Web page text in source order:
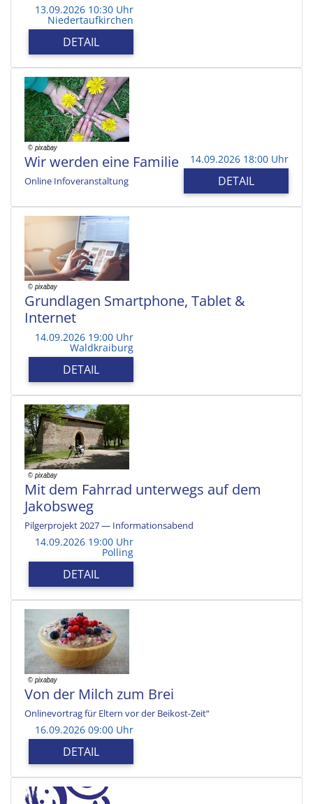
13.09.2026 10:30 Uhr
Niedertaufkirchen
DETAIL
Wir werden eine Familie
Online Infoveranstaltung
14.09.2026 18:00 Uhr
DETAIL
Grundlagen Smartphone, Tablet &
Internet
14.09.2026 19:00 Uhr
Waldkraiburg
DETAIL
Mit dem Fahrrad unterwegs auf dem
Jakobsweg
Pilgerprojekt 2027 — Informationsabend
14.09.2026 19:00 Uhr
Polling
DETAIL
Von der Milch zum Brei
Onlinevortrag für Eltern vor der Beikost-Zeit“
16.09.2026 09:00 Uhr
DETAIL